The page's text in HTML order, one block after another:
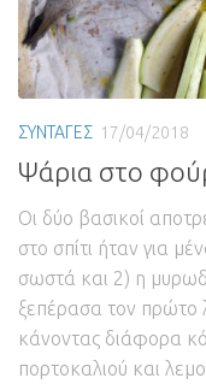
ΣΥΝΤΑΓΕΣ 17/04/2018
Ψάρια στο
Οι δύο βασικοί
στο σπίτι ήταν για
σωστά και 2) η
ξεπέρασα τον πρώτο
κάνοντας διάφορα
πορτοκαλιού και